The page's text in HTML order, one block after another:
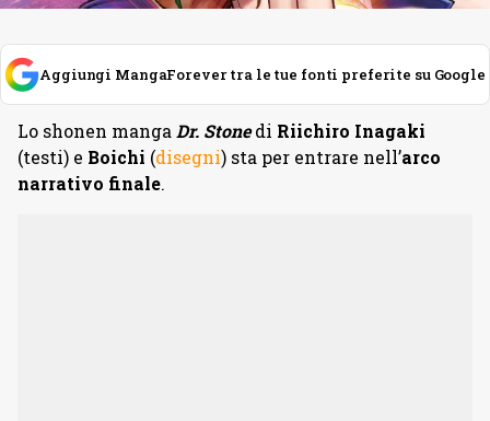
Aggiungi MangaForever tra le tue fonti preferite su Google
Lo shonen manga Dr. Stonedi Riichiro Inagaki
(testi) e Boichi (disegni) sta per entrare nell’arco
narrativo finale.